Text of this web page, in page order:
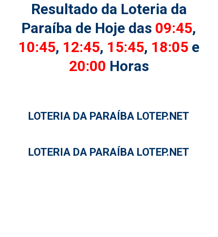
Resultado da Loteria da
Paraíba de Hoje das 09:45,
10:45, 12:45, 15:45, 18:05 e
20:00 Horas
LOTERIA DA PARAÍBA LOTEP.NET
LOTERIA DA PARAÍBA LOTEP.NET